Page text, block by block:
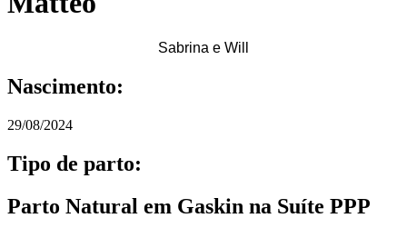
Sabrina e Will
Nascimento:
29/08/2024
Tipo de parto:
Parto Natural em Gaskin na Suíte PPP